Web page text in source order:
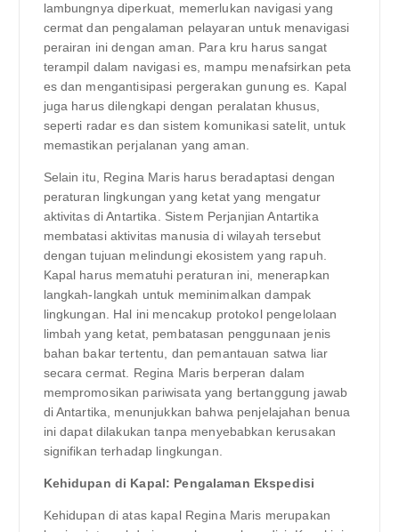
lambungnya diperkuat, memerlukan navigasi yang
cermat dan pengalaman pelayaran untuk menavigasi
perairan ini dengan aman. Para kru harus sangat
terampil dalam navigasi es, mampu menafsirkan peta
es dan mengantisipasi pergerakan gunung es. Kapal
juga harus dilengkapi dengan peralatan khusus,
seperti radar es dan sistem komunikasi satelit, untuk
memastikan perjalanan yang aman.
Selain itu, Regina Maris harus beradaptasi dengan
peraturan lingkungan yang ketat yang mengatur
aktivitas di Antartika. Sistem Perjanjian Antartika
membatasi aktivitas manusia di wilayah tersebut
dengan tujuan melindungi ekosistem yang rapuh.
Kapal harus mematuhi peraturan ini, menerapkan
langkah-langkah untuk meminimalkan dampak
lingkungan. Hal ini mencakup protokol pengelolaan
limbah yang ketat, pembatasan penggunaan jenis
bahan bakar tertentu, dan pemantauan satwa liar
secara cermat. Regina Maris berperan dalam
mempromosikan pariwisata yang bertanggung jawab
di Antartika, menunjukkan bahwa penjelajahan benua
ini dapat dilakukan tanpa menyebabkan kerusakan
signifikan terhadap lingkungan.
Kehidupan di Kapal: Pengalaman Ekspedisi
Kehidupan di atas kapal Regina Maris merupakan